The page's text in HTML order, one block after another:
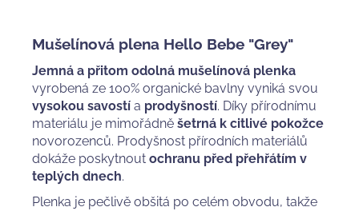
Mušelínová plena Hello Bebe "Grey"
Jemná a přitom odolná mušelínová plenka
vyrobená ze 100% organické bavlny vyniká svou
vysokou savostí a prodyšností. Díky přírodnímu
materiálu je mimořádně šetrná k citlivé pokožce
novorozenců. Prodyšnost přírodních materiálů
dokáže poskytnout ochranu před přehřátím v
teplých dnech.
Plenka je pečlivě obšitá po celém obvodu, takže